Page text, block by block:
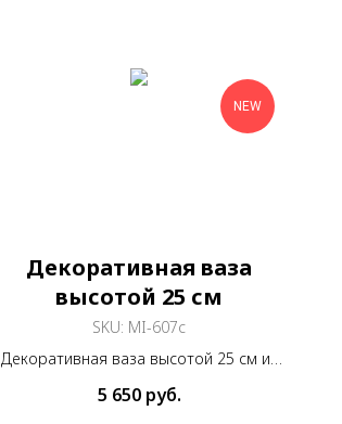
NEW
Декоративная ваза
высотой 25 см
SKU: MI-607c
Декоративная ваза высотой 25 см из
5 650 руб.